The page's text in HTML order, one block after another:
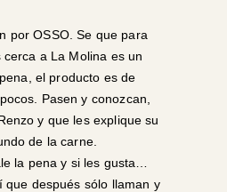
porOSSO. Se que para
a La Molina es un
el producto es de
Pasen y conozcan,
y que les explique su
de la carne.
la pena y si les gusta…
que después sólo llaman y